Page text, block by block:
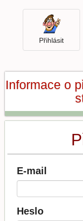
Přihlásit
Informace o
E-mail
Heslo